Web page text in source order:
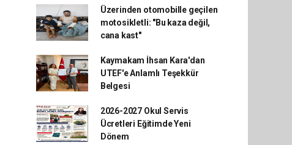
Üzerinden otomobille geçilen
motosikletli: "Bu kaza değil,
cana kast"
Kaymakam İhsan Kara'dan
UTEF'e Anlamlı Teşekkür
Belgesi
2026-2027 Okul Servis
Ücretleri Eğitimde Yeni
Dönem